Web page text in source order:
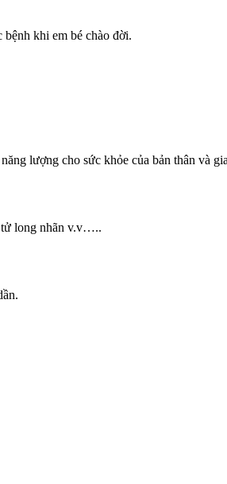
bệnh khi em bé chào đời.
lượng cho sức khỏe của bản thân và
tử long nhãn v.v…..